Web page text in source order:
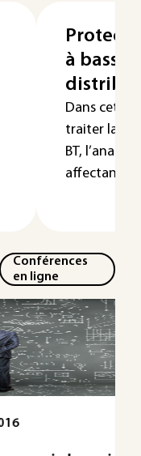
à basse
Dans cet
traiter la
BT,
affectant les
Conférences
en ligne